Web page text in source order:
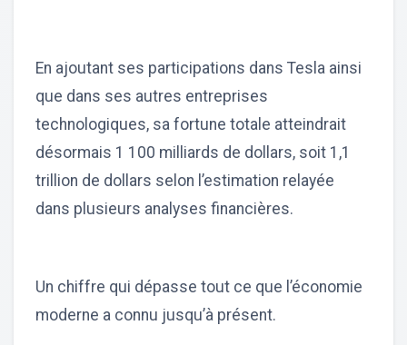
En ajoutant ses participations dans Tesla ainsi
que dans ses autres entreprises
technologiques, sa fortune totale atteindrait
désormais 1 100 milliards de dollars, soit 1,1
trillion de dollars selon l’estimation relayée
dans plusieurs analyses financières.
Un chiffre qui dépasse tout ce que l’économie
moderne a connu jusqu’à présent.